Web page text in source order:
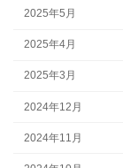
2025年5月
2025年4月
2025年3月
2024年12月
2024年11月